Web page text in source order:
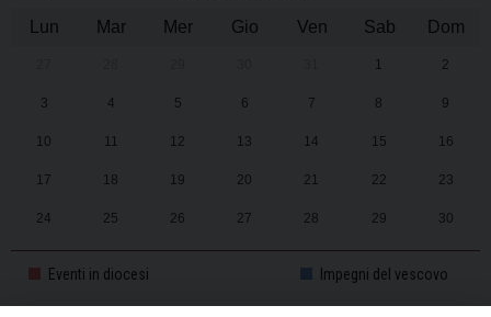
Lun
Mar Mer Gio Ven Sab Dom
1 2
3 4 5 6 7 8 9
10 11 12 13 14 15 16
17 18 19 20 21 22 23
24 25 26 27 28 29 30
31 1 2 3 4 5 6
Eventi in diocesi Impegni del vescovo